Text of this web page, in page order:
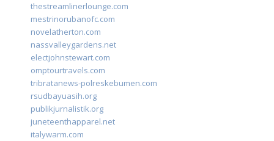
thestreamlinerlounge.com
mestrinorubanofc.com
novelatherton.com
nassvalleygardens.net
electjohnstewart.com
omptourtravels.com
tribratanews-polreskebumen.com
rsudbayuasih.org
publikjurnalistik.org
juneteenthapparel.net
italywarm.com